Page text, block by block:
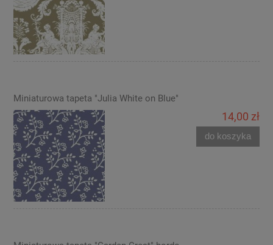
Miniaturowa tapeta "Julia White on Blue"
14,00 zł
do koszyka